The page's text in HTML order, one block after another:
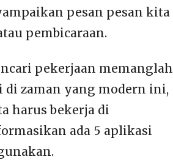
pesan pesan kita
pembicaraan.
pekerjaan memanglah
zaman yang modern ini,
harus bekerja di
ada 5 aplikasi